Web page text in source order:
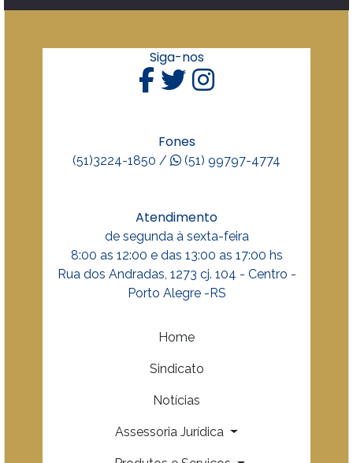
Siga-nos
Fones
(51)3224-1850 / (51) 99797-4774
Atendimento
de segunda à sexta-feira
8:00 as 12:00 e das 13:00 as 17:00 hs
Rua dos Andradas, 1273 cj. 104 - Centro -
Porto Alegre -RS
Home
Sindicato
Notícias
Assessoria Jurídica